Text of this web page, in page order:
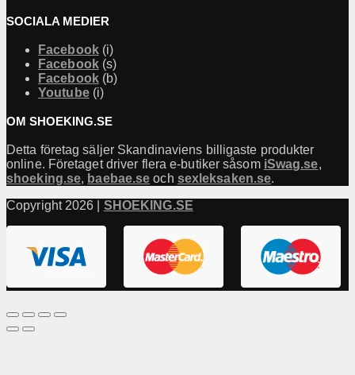
SOCIALA MEDIER
Facebook(i)
Facebook(s)
Facebook(b)
Youtube(i)
OM SHOEKING.SE
Detta företag säljer Skandinaviens billigaste produkter
online. Företaget driver flera e-butiker såsom iSwag.se,
shoeking.se, baebae.se och sexleksaken.se.
Copyright 2026 | SHOEKING.SE